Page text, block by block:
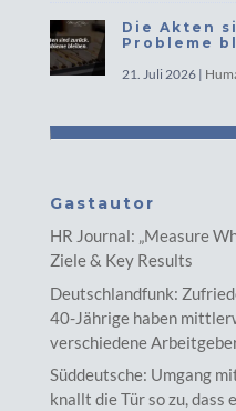
Die Akten
Probleme
21. Juli 2026|
Gastautor
HR Journal: „Measure
Ziele & Key Results
Deutschlandfunk:
40-Jährige haben
verschiedene
Süddeutsche: Umgang
knallt die Tür so zu, dass